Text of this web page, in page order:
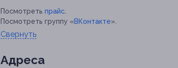
Посмотреть прайс
Посмотреть группу «ВКонтакте».
Свернуть
Адресa